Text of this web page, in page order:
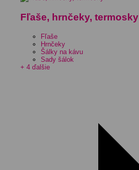
Fľaše, hrnčeky, termosky
Fľaše
Hrnčeky
Šálky na kávu
Sady šálok
+ 4 ďalšie